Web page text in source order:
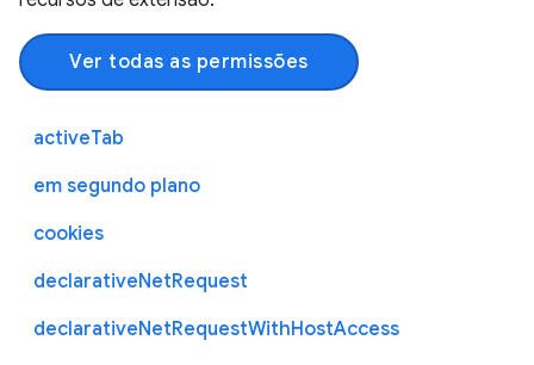
Ver todas as permissões
activeTab
em segundo plano
cookies
declarativeNetRequest
declarativeNetRequestWithHostAccess